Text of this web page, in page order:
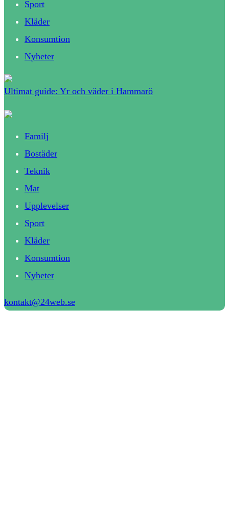
Sport
Kläder
Konsumtion
Nyheter
Ultimat guide: Yr och väder i Hammarö
Familj
Bostäder
Teknik
Mat
Upplevelser
Sport
Kläder
Konsumtion
Nyheter
kontakt@24web.se